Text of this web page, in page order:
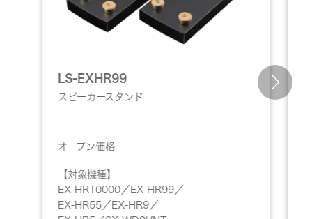
LS-EXHR99
スピーカースタンド
オープン価格
【対象機種】
EX-HR10000／EX-HR99／
EX-HR55／EX-HR9／